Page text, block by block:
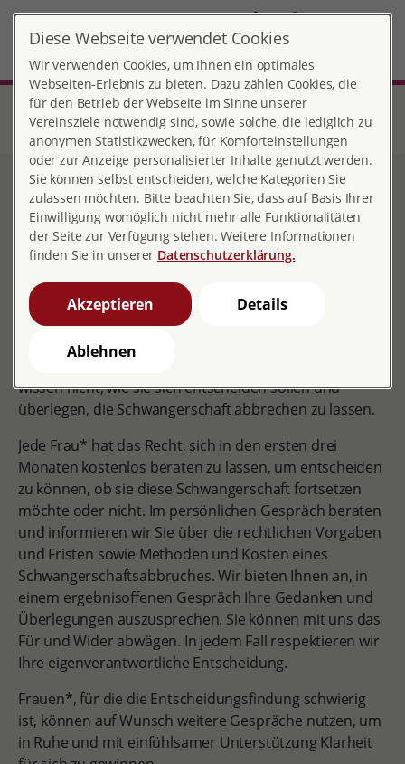
DE
Start Bremen
Beratungsstelle Bremen-Nord
Familienplanung & Schwangerschaftsabbruch
Schwangerschaftskonflikt
Schwangerschaftskonflikt
Schwangerschaften können geplant oder ungeplant,
herbeigesehnt oder abgelehnt sein. Viele Frauen* und
Paare freuen sich, weil sie sich ein Kind wünschen –
andere sind überrascht und können sich nicht
wissen nicht, wie sie sich entscheiden sollen und
überlegen, die Schwangerschaft abbrechen zu lassen.
Jede Frau* hat das Recht, sich in den ersten drei
Monaten kostenlos beraten zu lassen, um entscheiden
zu können, ob sie diese Schwangerschaft fortsetzen
möchte oder nicht. Im persönlichen Gespräch beraten
und informieren wir Sie über die rechtlichen Vorgaben
und Fristen sowie Methoden und Kosten eines
Schwangerschaftsabbruches. Wir bieten Ihnen an, in
einem ergebnisoffenen Gespräch Ihre Gedanken und
Überlegungen auszusprechen. Sie können mit uns das
Für und Wider abwägen. In jedem Fall respektieren wir
Ihre eigenverantwortliche Entscheidung.
Frauen*, für die die Entscheidungsfindung schwierig
ist, können auf Wunsch weitere Gespräche nutzen, um
in Ruhe und mit einfühlsamer Unterstützung Klarheit
Diese Webseite verwendet Cookies
Wir verwenden Cookies, um Ihnen ein optimales
Webseiten-Erlebnis zu bieten. Dazu zählen Cookies, die
für den Betrieb der Webseite im Sinne unserer
Vereinsziele notwendig sind, sowie solche, die lediglich zu
anonymen Statistikzwecken, für Komforteinstellungen
oder zur Anzeige personalisierter Inhalte genutzt werden.
Sie können selbst entscheiden, welche Kategorien Sie
zulassen möchten. Bitte beachten Sie, dass auf Basis Ihrer
Einwilligung womöglich nicht mehr alle Funktionalitäten
der Seite zur Verfügung stehen. Weitere Informationen
finden Sie in unserer Datenschutzerklärung.
Akzeptieren Details
Ablehnen